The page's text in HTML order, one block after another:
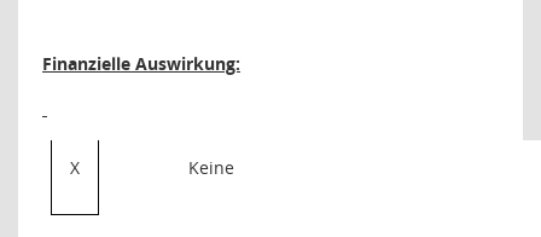
Finanzielle Auswirkung:
X Keine